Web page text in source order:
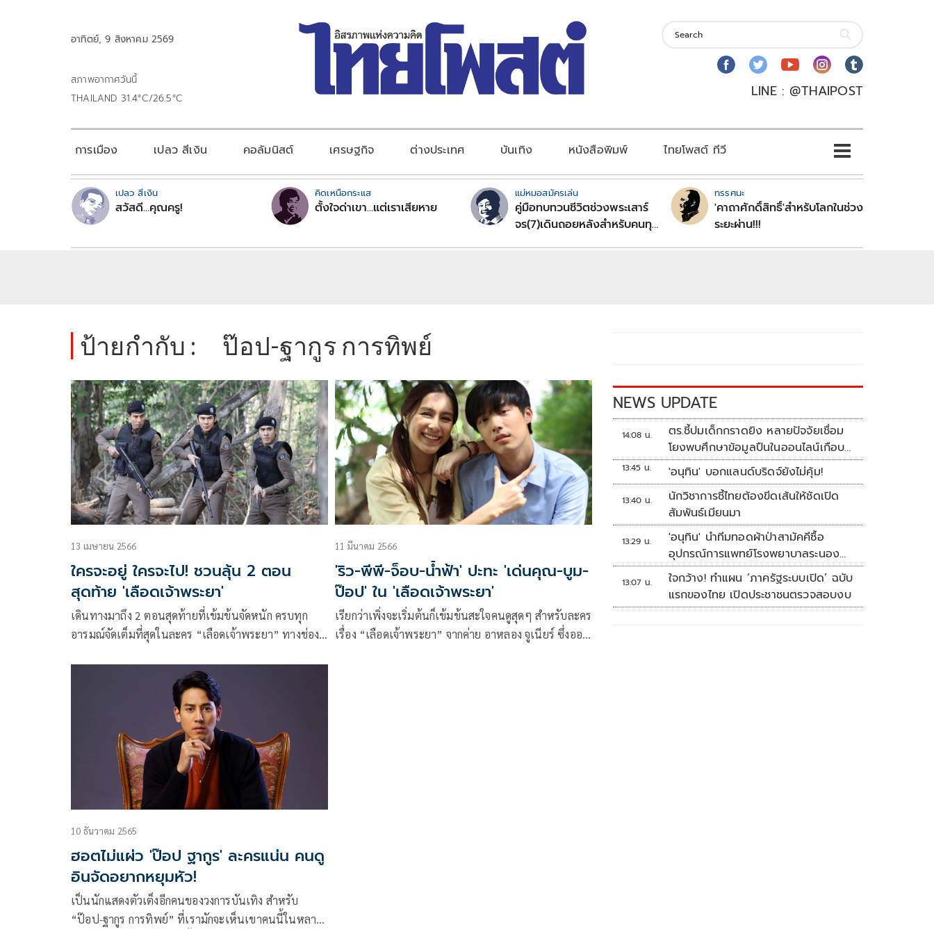
อาทิตย์, 9 สิงหาคม 2569
สภาพอากาศวันนี้
THAILAND 31.4°C/26.5°C
LINE : @THAIPOST
การเมือง เปลว สีเงิน คอลัมนิสต์ เศรษฐกิจ ต่างประเทศ บันเทิง หนังสือพิมพ์ ไทยโพสต์ ทีวี
เปลว สีเงิน
สวัสดี...คุณครู!
คิดเหนือกระแส
ตั้งใจด่าเขา...แต่เราเสียหาย
แม่หมอสมัครเล่น
คู่มือทบทวนชีวิตช่วงพระเสาร์
จร(7)เดินถอยหลังสำหรับคนทุก
ทรรศนะ
'คาถาศักดิ์สิทธิ์'สำหรับโลกในช่วง
ระยะผ่าน!!!
ป้ายกำกับ : ป๊อป-ฐากูร การทิพย์
13 เมษายน 2566
ใครจะอยู่ ใครจะไป! ชวนลุ้น 2 ตอน
สุดท้าย 'เลือดเจ้าพระยา'
เดินทางมาถึง 2 ตอนสุดท้ายที่เข้มข้นจัดหนัก ครบทุก
อารมณ์จัดเต็มที่สุดในละคร “เลือดเจ้าพระยา” ทางช่อง
และ แก้ว-บุญจิรา ภักดีวิจิตร ผู้กำกับและผู้จัดจากค่าย อา
หลอง จูเนียร์ ที่มัดรวมความสนุกครบทุกรสทั้งโรแมนติก
ดราม่า แอ็กชั่น คอมเมดี้ และความแฟนตาซี ทำเอาแฟน
ละครเรียกร้องขอต่อเวลากันไม่หยุด
11 มีนาคม 2566
'ริว-พีพี-จ็อบ-น้ำฟ้า' ปะทะ 'เด่นคุณ-บูม-
ป๊อป' ใน 'เลือดเจ้าพระยา'
เรียกว่าเพิ่งจะเริ่มต้นก็เข้มข้นสะใจคนดูสุดๆ สำหรับละคร
เรื่อง “เลือดเจ้าพระยา” จากค่าย อาหลอง จูเนียร์ ซึ่งออก
10 ธันวาคม 2565
ฮอตไม่แผ่ว 'ป๊อป ฐากูร' ละครแน่น คนดู
อินจัดอยากหยุมหัว!
เป็นนักแสดงตัวเต็งอีกคนของวงการบันเทิง สำหรับ
“ป๊อป-ฐากูร การทิพย์” ที่เรามักจะเห็นเขาคนนี้ในหลาก
NEWS UPDATE
14:08 น.
ตร.ชี้ปมเด็กกราดยิง หลายปัจจัยเชื่อม
โยงพบศึกษาข้อมูลปืนในออนไลน์เกือบ
2 ปี
13:45 น. 'อนุทิน' บอกแลนด์บริดจ์ยังไม่คุ้ม!
13:40 น.
นักวิชาการชี้ไทยต้องขีดเส้นให้ชัดเปิด
สัมพันธ์เมียนมา
13:29 น.
'อนุทิน' นำทีมทอดผ้าป่าสามัคคีซื้อ
อุปกรณ์การแพทย์โรงพยาบาลระนอง
ยอดเงินทำบุญ 20 ล้านบาท
13:07 น.
ใจกว้าง! ทำแผน ‘ภาครัฐระบบเปิด’ ฉบับ
แรกของไทย เปิดประชาชนตรวจสอบงบ